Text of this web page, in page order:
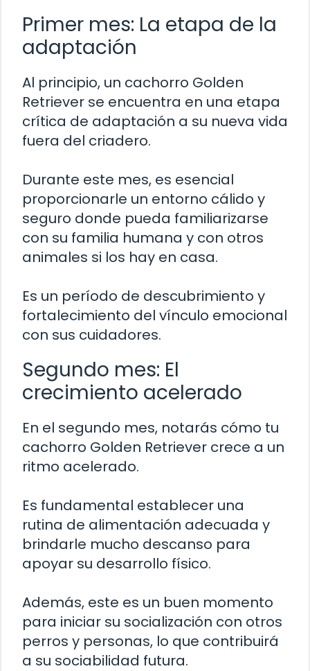
Primer mes: La etapa de la
adaptación
Al principio, un cachorro Golden
Retriever se encuentra en una etapa
crítica de adaptación a su nueva vida
fuera del criadero.
Durante este mes, es esencial
proporcionarle un entorno cálido y
seguro donde pueda familiarizarse
con su familia humana y con otros
animales si los hay en casa.
Es un período de descubrimiento y
fortalecimiento del vínculo emocional
con sus cuidadores.
Segundo mes: El
crecimiento acelerado
En el segundo mes, notarás cómo tu
cachorro Golden Retriever crece a un
ritmo acelerado.
Es fundamental establecer una
rutina de alimentación adecuada y
brindarle mucho descanso para
apoyar su desarrollo físico.
Además, este es un buen momento
para iniciar su socialización con otros
perros y personas, lo que contribuirá
a su sociabilidad futura.